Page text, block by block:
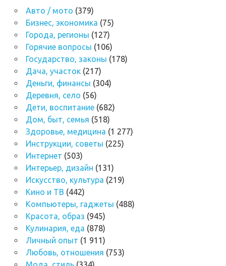
Авто / мото (379)
Бизнес, экономика (75)
Города, регионы (127)
Горячие вопросы (106)
Государство, законы (178)
Дача, участок(217)
Деньги, финансы (304)
Деревня, село (56)
Дети, воспитание(682)
Дом, быт, семья (518)
Здоровье, медицина (1 277)
Инструкции, советы (225)
Интернет (503)
Интерьер, дизайн (131)
Искусство, культура (219)
Кино и ТВ (442)
Компьютеры, гаджеты (488)
Красота, образ (945)
Кулинария, еда (878)
Личный опыт (1 911)
Любовь, отношения (753)